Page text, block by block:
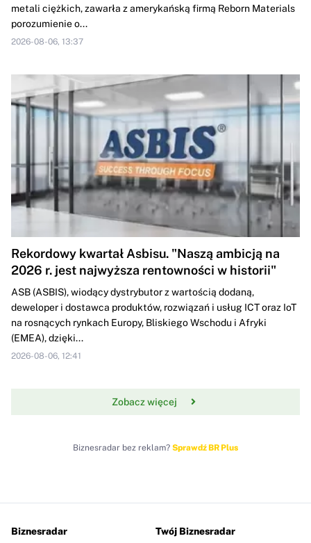
metali ciężkich, zawarła z amerykańską firmą Reborn Materials
porozumienie o...
2026-08-06, 13:37
Rekordowy kwartał Asbisu. "Naszą ambicją na
2026 r. jest najwyższa rentowności w historii"
ASB (ASBIS), wiodący dystrybutor z wartością dodaną,
deweloper i dostawca produktów, rozwiązań i usług ICT oraz IoT
na rosnących rynkach Europy, Bliskiego Wschodu i Afryki
(EMEA), dzięki...
2026-08-06, 12:41
Zobacz więcej
Biznesradar bez reklam? Sprawdź BR Plus
Biznesradar Twój Biznesradar